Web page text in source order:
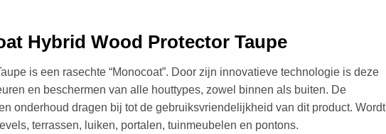
Hybrid Wood Protector Taupe
is een rasechte “Monocoat”. Door zijn innovatieve technologie is deze
en beschermen van alle houttypes, zowel binnen als buiten. De
onderhoud dragen bij tot de gebruiksvriendelijkheid van dit product. Wordt
terrassen, luiken, portalen, tuinmeubelen en pontons.